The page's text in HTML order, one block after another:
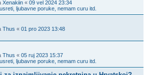
Xenakiin « 09 vel 2024 23:34
ljubavne poruke, nemam curu itd.
Thus « 01 pro 2023 13:48
Thus « 05 ruj 2023 15:37
ljubavne poruke, nemam curu itd.